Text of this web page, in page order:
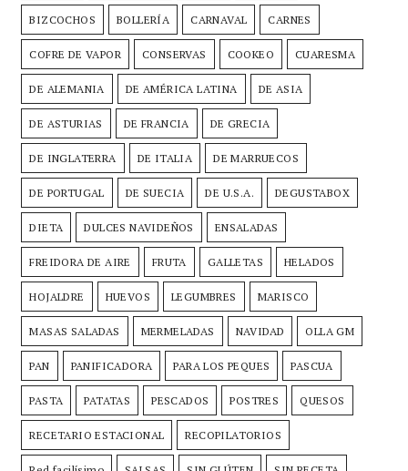
BIZCOCHOS BOLLERÍA CARNAVAL CARNES
COFRE DE VAPOR CONSERVAS COOKEO CUARESMA
DE ALEMANIA DE AMÉRICA LATINA DE ASIA
DE ASTURIAS DE FRANCIA DE GRECIA
DE INGLATERRA DE ITALIA DE MARRUECOS
DE PORTUGAL DE SUECIA DE U.S.A. DEGUSTABOX
DIETA DULCES NAVIDEÑOS ENSALADAS
FREIDORA DE AIRE FRUTA GALLETAS HELADOS
HOJALDRE HUEVOS LEGUMBRES MARISCO
MASAS SALADAS MERMELADAS NAVIDAD OLLA GM
PAN PANIFICADORA PARA LOS PEQUES PASCUA
PASTA PATATAS PESCADOS POSTRES QUESOS
RECETARIO ESTACIONAL RECOPILATORIOS